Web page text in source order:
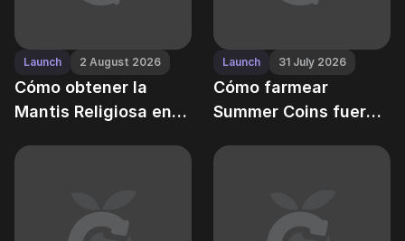
Launch 2 August 2026
Cómo obtener la
Mantis Religiosa en
por qué es una
Launch 31 July 2026
Cómo farmear
Summer Coins fuera
eventos en Grow a